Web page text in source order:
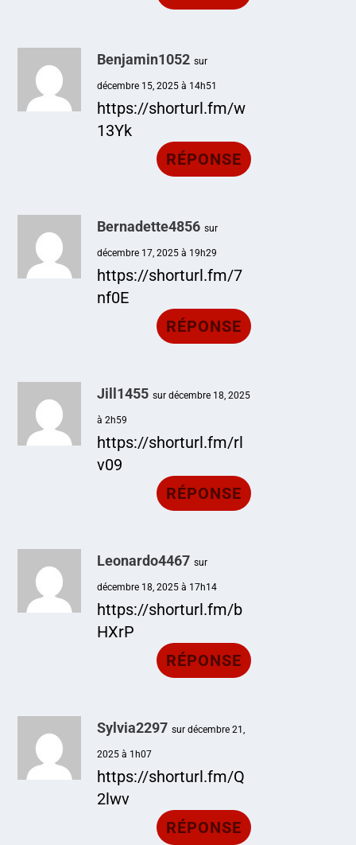
Benjamin1052 sur
décembre 15, 2025 à 14h51
https://shorturl.fm/w
13Yk
RÉPONSE
Bernadette4856 sur
décembre 17, 2025 à 19h29
https://shorturl.fm/7
nf0E
RÉPONSE
Jill1455 sur décembre 18, 2025
à 2h59
https://shorturl.fm/rl
v09
RÉPONSE
Leonardo4467 sur
décembre 18, 2025 à 17h14
https://shorturl.fm/b
HXrP
RÉPONSE
Sylvia2297 sur décembre 21,
2025 à 1h07
https://shorturl.fm/Q
2lwv
RÉPONSE